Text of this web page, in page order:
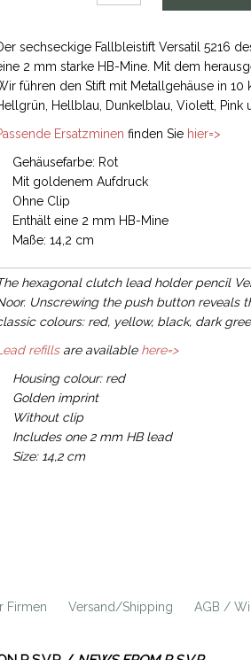
sechseckige Fallbleistift Versatil 5216
2 mm starke HB-Mine. Mit dem
führen den Stift mit Metallgehäuse in 10
Hellblau, Dunkelblau, Violett, Pink
Ersatzminen finden Sie hier=>
Gehäusefarbe: Rot
Mit goldenem Aufdruck
Ohne Clip
Enthält eine 2 mm HB-Mine
Maße: 14,2 cm
hexagonal clutch lead holder pencil
Unscrewing the push button reveals
colours: red, yellow, black, dark
refillsare available here=>
Housing colour: red
Golden imprint
Without clip
Includes one 2 mm HB lead
Size: 14,2 cm
Firmen Versand/Shipping AGB /